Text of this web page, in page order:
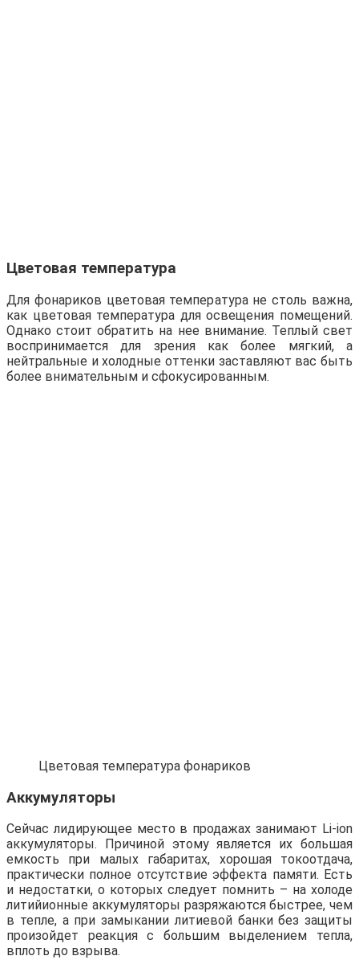
Цветовая температура
Для фонариков цветовая температура не столь важна,
как цветовая температура для освещения помещений.
Однако стоит обратить на нее внимание. Теплый свет
воспринимается для зрения как более мягкий, а
нейтральные и холодные оттенки заставляют вас быть
более внимательным и сфокусированным.
Цветовая температура фонариков
Аккумуляторы
Сейчас лидирующее место в продажах занимают Li-ion
аккумуляторы. Причиной этому является их большая
емкость при малых габаритах, хорошая токоотдача,
практически полное отсутствие эффекта памяти. Есть
и недостатки, о которых следует помнить – на холоде
литийионные аккумуляторы разряжаются быстрее, чем
в тепле, а при замыкании литиевой банки без защиты
произойдет реакция с большим выделением тепла,
вплоть до взрыва.